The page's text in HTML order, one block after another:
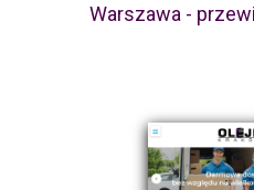
Warszawa -